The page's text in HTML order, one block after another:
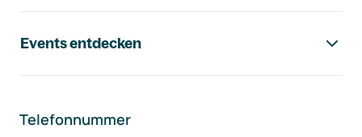
Events entdecken
Telefonnummer